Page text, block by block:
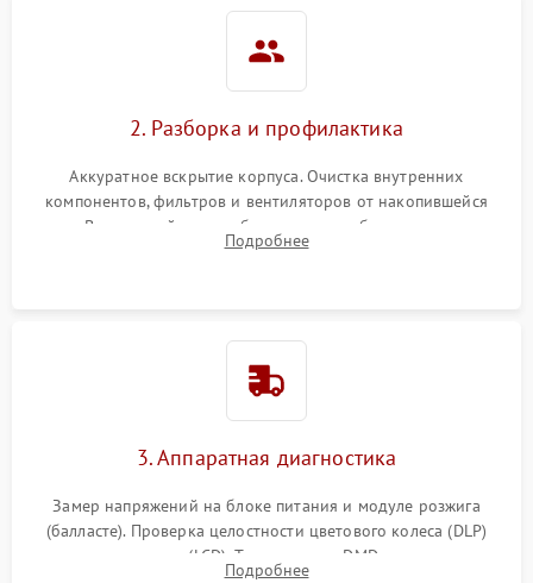
2. Разборка и профилактика
Аккуратное вскрытие корпуса. Очистка внутренних
компонентов, фильтров и вентиляторов от накопившейся
пыли. Визуальный осмотр блока питания, балласта лампы и
материнской платы на наличие прогаров или вздутых
Подробнее
3. Аппаратная диагностика
Замер напряжений на блоке питания и модуле розжига
(балласте). Проверка целостности цветового колеса (DLP)
или поляризаторов (LCD). Тестирование DMD-чипа, датчиков
Подробнее